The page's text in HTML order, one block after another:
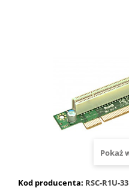
Pokaż
Kod producenta: RSC-R1U-33